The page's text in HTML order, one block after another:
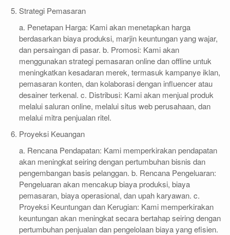
Strategi Pemasaran
a. Penetapan Harga: Kami akan menetapkan harga
berdasarkan biaya produksi, marjin keuntungan yang wajar,
dan persaingan di pasar. b. Promosi: Kami akan
menggunakan strategi pemasaran online dan offline untuk
meningkatkan kesadaran merek, termasuk kampanye iklan,
pemasaran konten, dan kolaborasi dengan influencer atau
desainer terkenal. c. Distribusi: Kami akan menjual produk
melalui saluran online, melalui situs web perusahaan, dan
melalui mitra penjualan ritel.
Proyeksi Keuangan
a. Rencana Pendapatan: Kami memperkirakan pendapatan
akan meningkat seiring dengan pertumbuhan bisnis dan
pengembangan basis pelanggan. b. Rencana Pengeluaran:
Pengeluaran akan mencakup biaya produksi, biaya
pemasaran, biaya operasional, dan upah karyawan. c.
Proyeksi Keuntungan dan Kerugian: Kami memperkirakan
keuntungan akan meningkat secara bertahap seiring dengan
pertumbuhan penjualan dan pengelolaan biaya yang efisien.